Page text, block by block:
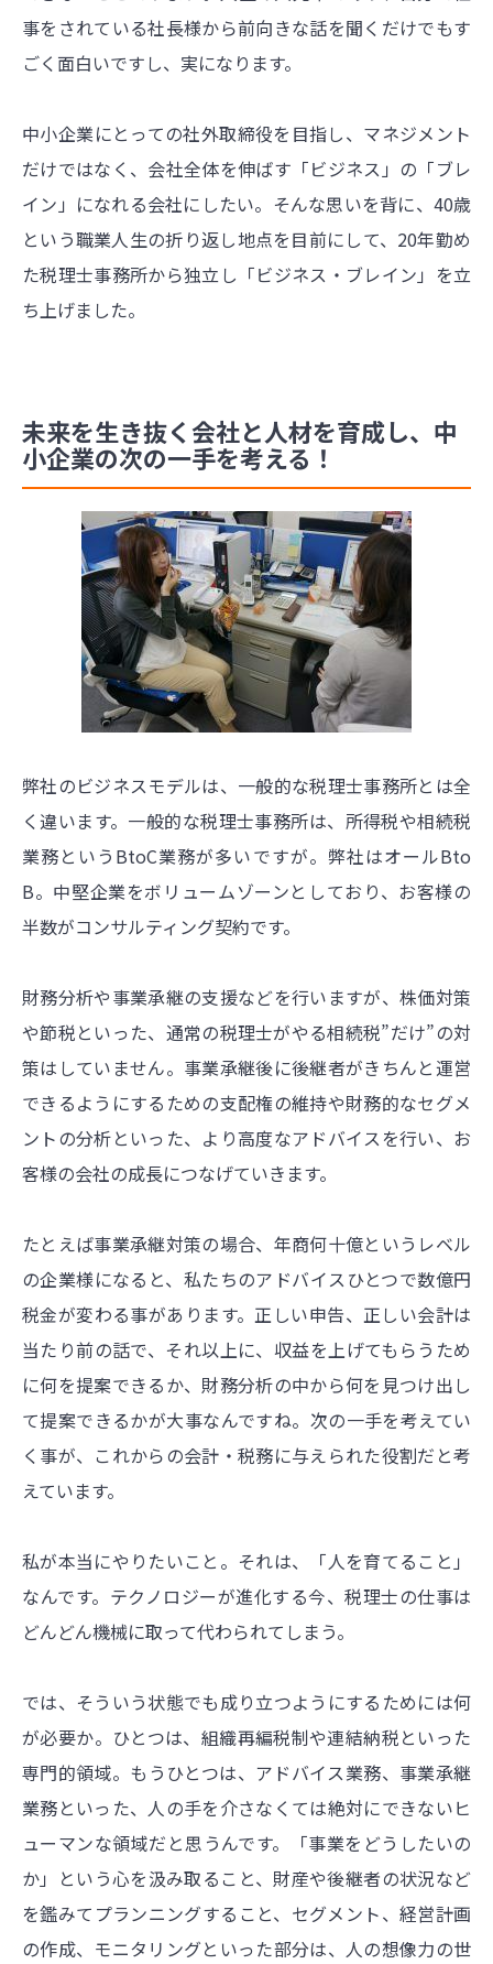
事をされている社長様から前向きな話を聞くだけでもす
ごく面白いですし、実になります。
中小企業にとっての社外取締役を目指し、マネジメント
だけではなく、会社全体を伸ばす「ビジネス」の「ブレ
イン」になれる会社にしたい。そんな思いを背に、40歳
という職業人生の折り返し地点を目前にして、20年勤め
た税理士事務所から独立し「ビジネス・ブレイン」を立
ち上げました。
未来を生き抜く会社と人材を育成し、中
小企業の次の一手を考える！
弊社のビジネスモデルは、一般的な税理士事務所とは全
く違います。一般的な税理士事務所は、所得税や相続税
業務というBtoC業務が多いですが。弊社はオールBto
B。中堅企業をボリュームゾーンとしており、お客様の
半数がコンサルティング契約です。
財務分析や事業承継の支援などを行いますが、株価対策
や節税といった、通常の税理士がやる相続税”だけ”の対
策はしていません。事業承継後に後継者がきちんと運営
できるようにするための支配権の維持や財務的なセグメ
ントの分析といった、より高度なアドバイスを行い、お
客様の会社の成長につなげていきます。
たとえば事業承継対策の場合、年商何十億というレベル
の企業様になると、私たちのアドバイスひとつで数億円
税金が変わる事があります。正しい申告、正しい会計は
当たり前の話で、それ以上に、収益を上げてもらうため
に何を提案できるか、財務分析の中から何を見つけ出し
て提案できるかが大事なんですね。次の一手を考えてい
く事が、これからの会計・税務に与えられた役割だと考
えています。
私が本当にやりたいこと。それは、「人を育てること」
なんです。テクノロジーが進化する今、税理士の仕事は
どんどん機械に取って代わられてしまう。
では、そういう状態でも成り立つようにするためには何
が必要か。ひとつは、組織再編税制や連結納税といった
専門的領域。もうひとつは、アドバイス業務、事業承継
業務といった、人の手を介さなくては絶対にできないヒ
ューマンな領域だと思うんです。「事業をどうしたいの
か」という心を汲み取ること、財産や後継者の状況など
を鑑みてプランニングすること、セグメント、経営計画
の作成、モニタリングといった部分は、人の想像力の世